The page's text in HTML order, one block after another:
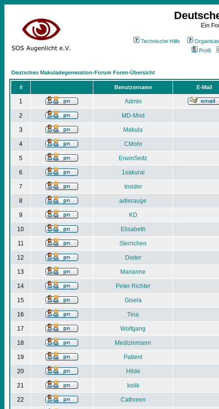
Ein
Technische Hilfe
Profil
Deutsches Makuladegeneration-Forum Foren-Übersicht
# Benutzername E-Mail
1 Admin
2 MD-Mod
3 Makula
4 CMohr
5 ErwinSeitz
6 1sakurai
7 Insider
8 adlerauge
9 KD
10 Elisabeth
11 Sternchen
12 Dieter
13 Marianne
14 Peter Richter
15 Gisela
16 Tina
17 Wolfgang
18 Medizinmann
19 Patient
20 Hilde
21 kolik
22 Cathreen